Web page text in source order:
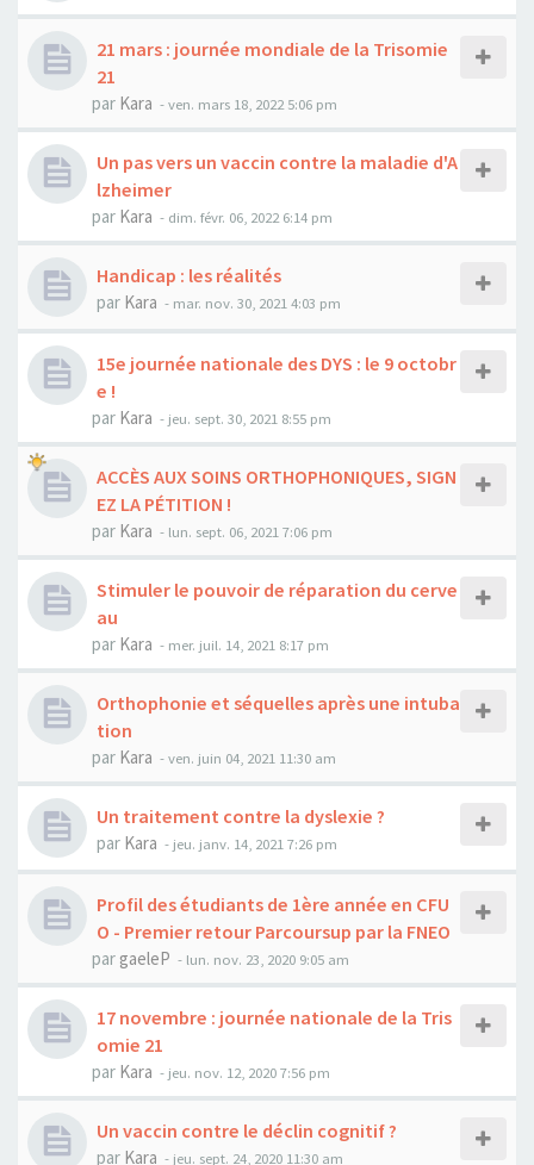
21 mars : journée mondiale de la Trisomie
21
par Kara -ven. mars 18, 2022 5:06 pm
Un pas vers un vaccin contre la maladie d'A
lzheimer
par Kara - dim. févr. 06, 2022 6:14 pm
Handicap : les réalités
par Kara - mar. nov. 30, 2021 4:03 pm
15e journée nationale des DYS : le 9 octobr
e !
par Kara - jeu. sept. 30, 2021 8:55 pm
ACCÈS AUX SOINS ORTHOPHONIQUES, SIGN
EZ LA PÉTITION !
par Kara - lun. sept. 06, 2021 7:06 pm
Stimuler le pouvoir de réparation du cerve
au
par Kara - mer. juil. 14, 2021 8:17 pm
Orthophonie et séquelles après une intuba
tion
par Kara -ven. juin 04, 2021 11:30 am
Un traitement contre la dyslexie ?
par Kara - jeu. janv. 14, 2021 7:26 pm
Profil des étudiants de 1ère année en CFU
O - Premier retour Parcoursup par la FNEO
par gaeleP - lun. nov. 23, 2020 9:05 am
17 novembre : journée nationale de la Tris
omie 21
par Kara - jeu. nov. 12, 2020 7:56 pm
Un vaccin contre le déclin cognitif ?
par Kara - jeu. sept. 24, 2020 11:30 am